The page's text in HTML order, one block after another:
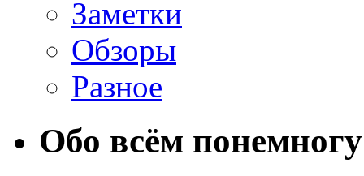
Заметки
Обзоры
Разное
Обо всём понемногу